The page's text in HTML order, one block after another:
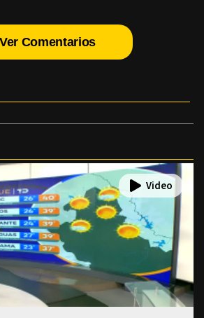
Ver Comentarios